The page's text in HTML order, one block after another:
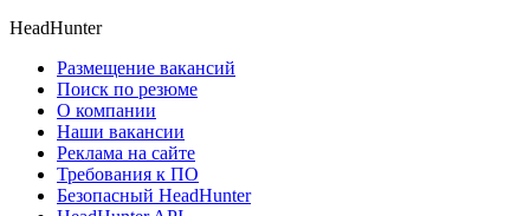
HeadHunter
Размещение вакансий
Поиск по резюме
О компании
Наши вакансии
Реклама на сайте
Требования к ПО
Безопасный HeadHunter